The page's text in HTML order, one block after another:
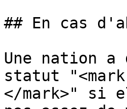
## En cas
Une nation
statut
</mark>" si